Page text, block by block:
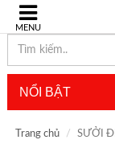
MENU
NỔI BẬT
Trang chủ SƯỞI